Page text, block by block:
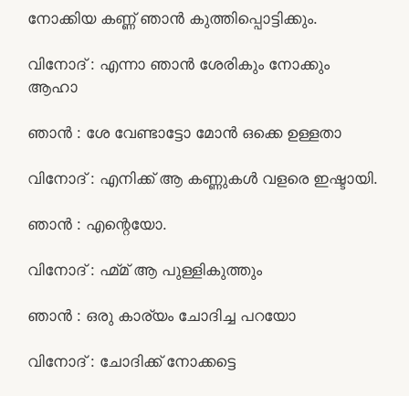
നോക്കിയ കണ്ണ് ഞാൻ കുത്തിപ്പൊട്ടിക്കും.
വിനോദ് : എന്നാ ഞാൻ ശേരികും നോക്കും
ആഹാ
ഞാൻ : ശേ വേണ്ടാട്ടോ മോൻ ഒക്കെ ഉള്ളതാ
വിനോദ് : എനിക്ക് ആ കണ്ണുകൾ വളരെ ഇഷ്ടായി.
ഞാൻ : എന്റെയോ.
വിനോദ് : ഹ്മ്മ് ആ പുള്ളികുത്തും
ഞാൻ : ഒരു കാര്യം ചോദിച്ച പറയോ
വിനോദ് : ചോദിക്ക് നോക്കട്ടെ